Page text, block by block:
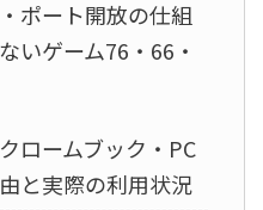
ポート開放の仕組
いゲーム76・66・
ロームブック・PC
と実際の利用状況